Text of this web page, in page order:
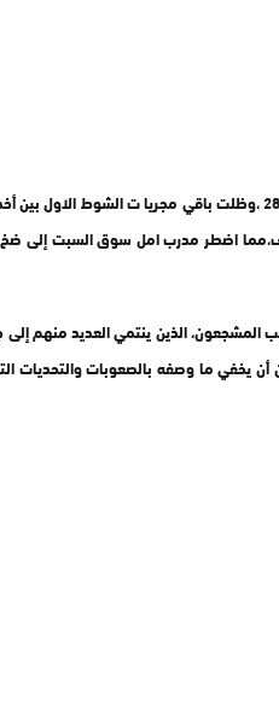
واستهل الفريق النماوي حصة التهديف بضربة جزاء نفدها بنجاح اللاعب ،رقم 16و
اضطر مدرب امل سوق السبت إلى
الذين ينتمي العديد منهم إلى
يخفي ما وصفه بالصعوبات والتحديات